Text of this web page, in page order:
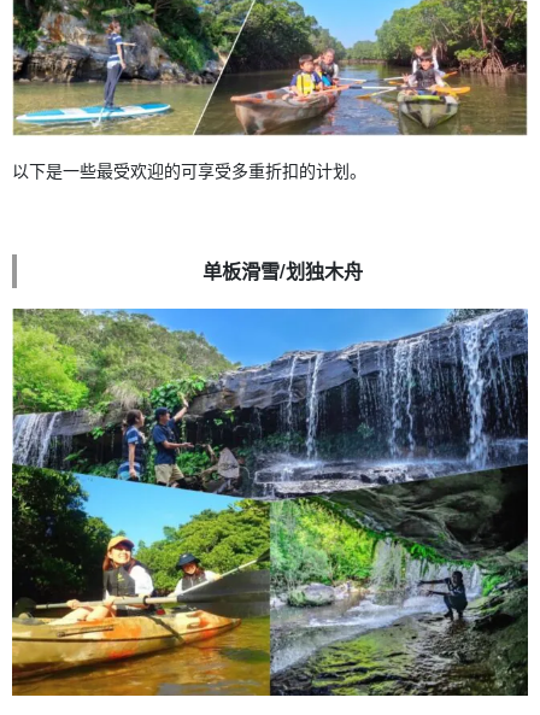
以下是一些最受欢迎的可享受多重折扣的计划。
单板滑雪/划独木舟